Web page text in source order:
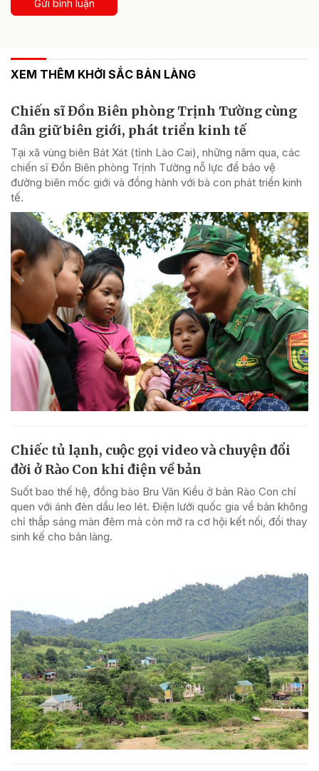
Gửi bình luận
XEM THÊM KHỞI SẮC BẢN LÀNG
Chiến sĩ Đồn Biên phòng Trịnh Tường cùng
dân giữ biên giới, phát triển kinh tế
Tại xã vùng biên Bát Xát (tỉnh Lào Cai), những năm qua, các
chiến sĩ Đồn Biên phòng Trịnh Tường nỗ lực để bảo vệ
đường biên mốc giới và đồng hành với bà con phát triển kinh
tế.
Chiếc tủ lạnh, cuộc gọi video và chuyện đổi
đời ở Rào Con khi điện về bản
Suốt bao thế hệ, đồng bào Bru Vân Kiều ở bản Rào Con chỉ
quen với ánh đèn dầu leo lét. Điện lưới quốc gia về bản không
chỉ thắp sáng màn đêm mà còn mở ra cơ hội kết nối, đổi thay
sinh kế cho bản làng.